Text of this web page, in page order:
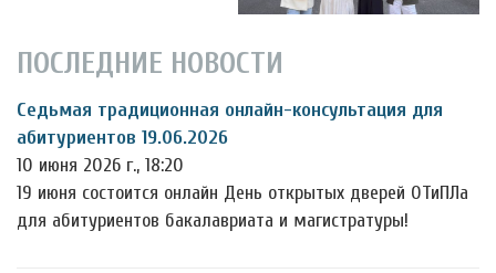
ПОСЛЕДНИЕ НОВОСТИ
Седьмая традиционная онлайн-консультация для
абитуриентов 19.06.2026
10 июня 2026 г., 18:20
19 июня состоится онлайн День открытых дверей ОТиПЛа
для абитуриентов бакалавриата и магистратуры!